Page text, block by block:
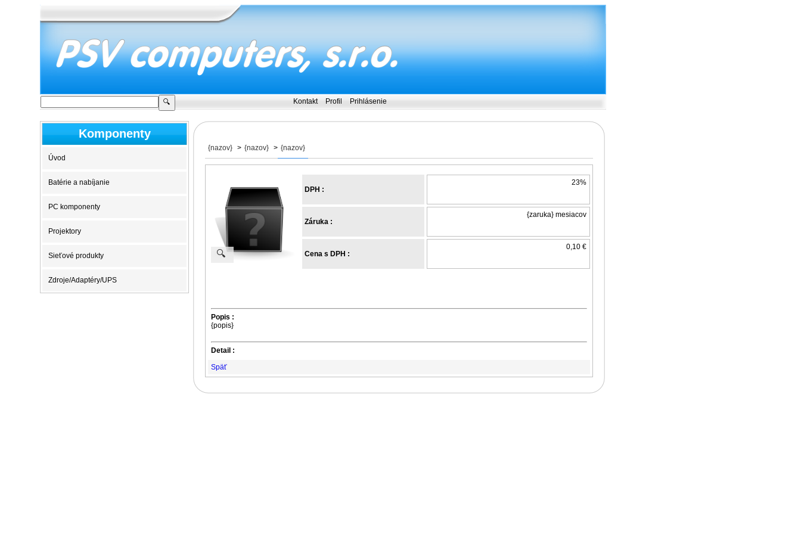
Kontakt Profil Prihlásenie
Komponenty
Úvod
Batérie a nabíjanie
PC komponenty
Projektory
Sieťové produkty
Zdroje/Adaptéry/UPS
{nazov} > {nazov} > {nazov}
🔍
DPH :
23%
Záruka :
{zaruka} mesiacov
Cena s DPH :
0,10 €
Popis :
{popis}
Detail :
Späť